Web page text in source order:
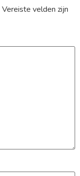
Vereiste velden zijn